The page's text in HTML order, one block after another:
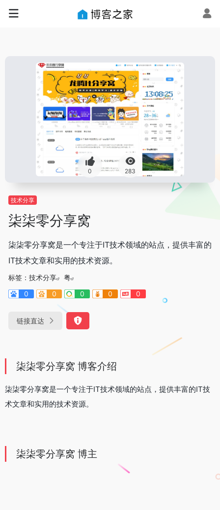
0 283
技术分享
柒柒零分享窝
柒柒零分享窝是一个专注于IT技术领域的站点，提供丰富的
IT技术文章和实用的技术资源。
标签： 技术分享
粤
0
0 0 0 0
链接直达
柒柒零分享窝 博客介绍
柒柒零分享窝是一个专注于IT技术领域的站点，提供丰富的IT技
术文章和实用的技术资源。
柒柒零分享窝 博主